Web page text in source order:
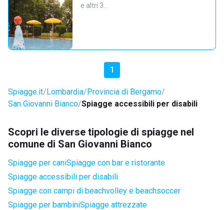
e altri 3…
1
Spiagge.it Lombardia Provincia di Bergamo
San Giovanni Bianco Spiagge accessibili per disabili
Scopri le diverse tipologie di spiagge nel
comune di San Giovanni Bianco
Spiagge per caniSpiagge con bar e ristorante
Spiagge accessibili per disabili
Spiagge con campi di beachvolley e beachsoccer
Spiagge per bambiniSpiagge attrezzate